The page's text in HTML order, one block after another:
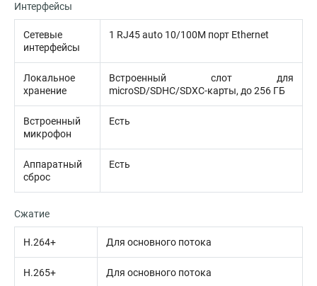
Интерфейсы
Сетевые
интерфейсы
1 RJ45 auto 10/100M порт Ethernet
Локальное
хранение
Встроенный слот для
microSD/SDHC/SDXC-карты, до 256 ГБ
Встроенный
микрофон
Есть
Аппаратный
сброс
Есть
Сжатие
H.264+ Для основного потока
H.265+ Для основного потока